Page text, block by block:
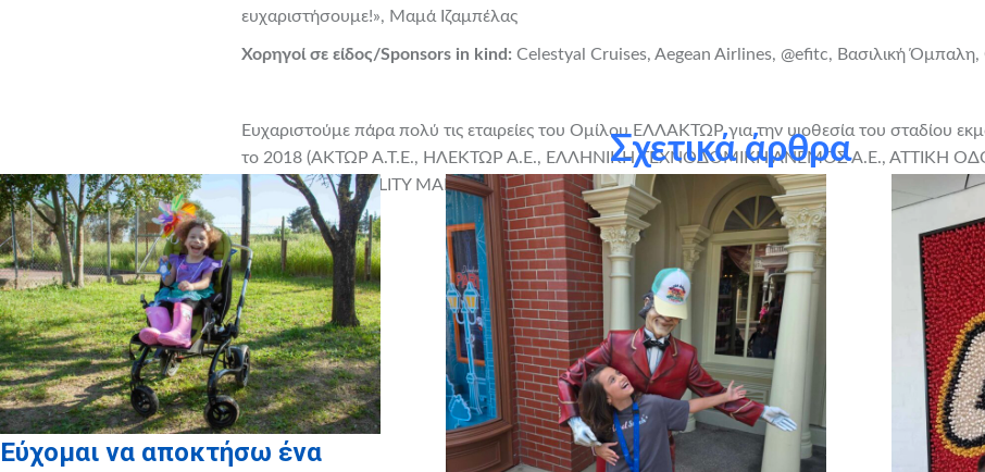
ευχαριστήσουμε!», Μαμά Ιζαμπέλας
Χορηγοί σε είδος/Sponsors in kind: Celestyal Cruises, Aegean Airlines, @efitc, Βασιλική
Ευχαριστούμε πάρα πολύ τις εταιρείες του Ομίλου ΕΛΛΑΚΤΩΡ για την υιοθεσία του σταδίου
το 2018 (ΑΚΤΩΡ Α.Τ.Ε., ΗΛΕΚΤΩΡ Α.Ε., ΕΛΛΗΝΙΚΗ ΤΕΧΝΟΔΟΜΙΚΗ ΑΝΕΜΟΣ Α.Ε., ΑΤΤΙΚΗ
Α.Ε., ΑΚΤΩΡ FACILITY MANAGEMENT).
Σχετικά άρθρα
Εύχομαι να αποκτήσω ένα